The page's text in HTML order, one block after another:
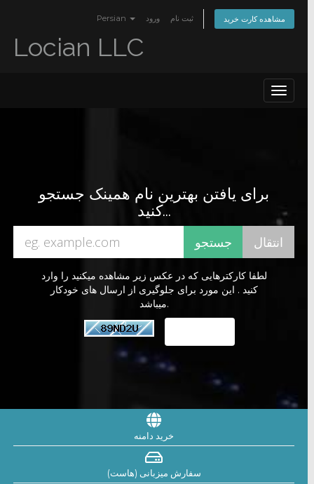
Persian ورود ثبت نام مشاهده کارت خرید
Locian LLC
Toggle
برای یافتن بهترین نام همینک جستجو
کنید...
لطفا کارکترهایی که در عکس زیر مشاهده میکنید را وارد
کنید . این مورد برای جلوگیری از ارسال های خودکار
میباشد.
خرید دامنه
سفارش میزبانی (هاست)